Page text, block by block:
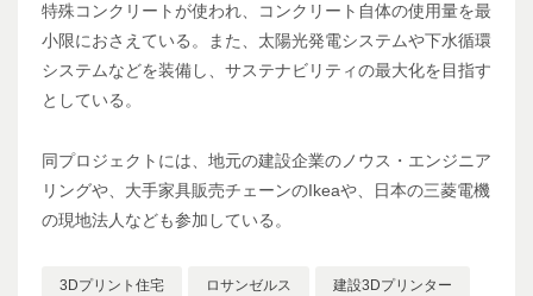
特殊コンクリートが使われ、コンクリート自体の使用量を最
小限におさえている。また、太陽光発電システムや下水循環
システムなどを装備し、サステナビリティの最大化を目指す
としている。
同プロジェクトには、地元の建設企業のノウス・エンジニア
リングや、大手家具販売チェーンのIkeaや、日本の三菱電機
の現地法人なども参加している。
3Dプリント住宅 ロサンゼルス 建設3Dプリンター